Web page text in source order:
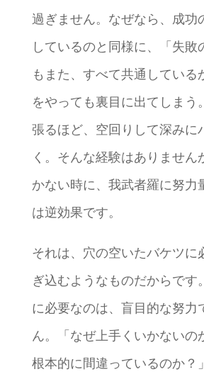
過ぎません。なぜなら、成功
しているのと同様に、「失敗
もまた、すべて共通している
をやっても裏目に出てしまう
張るほど、空回りして深みに
く。そんな経験はありません
かない時に、我武者羅に努力
は逆効果です。
それは、穴の空いたバケツに
ぎ込むようなものだからです
に必要なのは、盲目的な努力
ん。「なぜ上手くいかないの
根本的に間違っているのか？